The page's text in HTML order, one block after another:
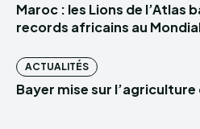
Maroc : les Lions de l’Atlas
records africains au
ACTUALITÉS
Bayer mise sur